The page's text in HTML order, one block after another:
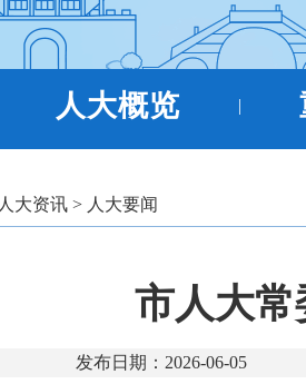
人大概览 |
人大资讯 > 人大要闻
市人大
发布日期：2026-06-05